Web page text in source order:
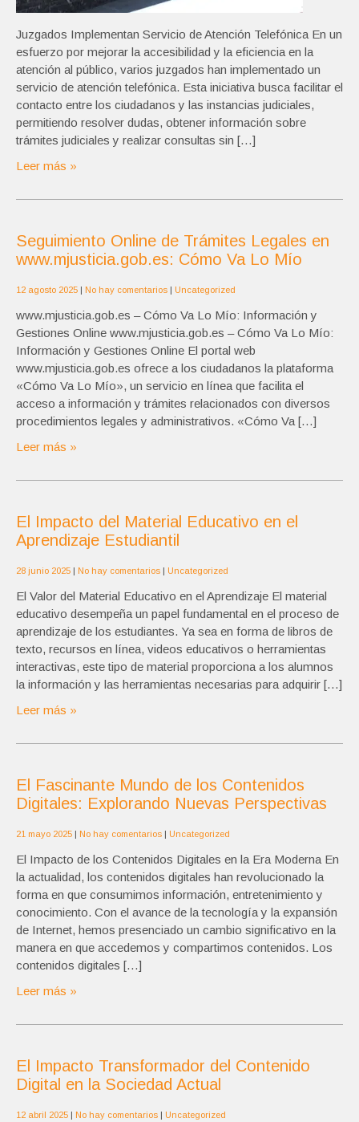
Juzgados Implementan Servicio de Atención Telefónica En un
esfuerzo por mejorar la accesibilidad y la eficiencia en la
atención al público, varios juzgados han implementado un
servicio de atención telefónica. Esta iniciativa busca facilitar el
contacto entre los ciudadanos y las instancias judiciales,
permitiendo resolver dudas, obtener información sobre
trámites judiciales y realizar consultas sin […]
Leer más »
Seguimiento Online de Trámites Legales en
www.mjusticia.gob.es: Cómo Va Lo Mío
12 agosto 2025 No hay comentarios Uncategorized
www.mjusticia.gob.es – Cómo Va Lo Mío: Información y
Gestiones Online www.mjusticia.gob.es – Cómo Va Lo Mío:
Información y Gestiones Online El portal web
www.mjusticia.gob.es ofrece a los ciudadanos la plataforma
«Cómo Va Lo Mío», un servicio en línea que facilita el
acceso a información y trámites relacionados con diversos
procedimientos legales y administrativos. «Cómo Va […]
Leer más »
El Impacto del Material Educativo en el
Aprendizaje Estudiantil
28 junio 2025 No hay comentarios Uncategorized
El Valor del Material Educativo en el Aprendizaje El material
educativo desempeña un papel fundamental en el proceso de
aprendizaje de los estudiantes. Ya sea en forma de libros de
texto, recursos en línea, videos educativos o herramientas
interactivas, este tipo de material proporciona a los alumnos
la información y las herramientas necesarias para adquirir […]
Leer más »
El Fascinante Mundo de los Contenidos
Digitales: Explorando Nuevas Perspectivas
21 mayo 2025 No hay comentarios Uncategorized
El Impacto de los Contenidos Digitales en la Era Moderna En
la actualidad, los contenidos digitales han revolucionado la
forma en que consumimos información, entretenimiento y
conocimiento. Con el avance de la tecnología y la expansión
de Internet, hemos presenciado un cambio significativo en la
manera en que accedemos y compartimos contenidos. Los
contenidos digitales […]
Leer más »
El Impacto Transformador del Contenido
Digital en la Sociedad Actual
12 abril 2025 No hay comentarios Uncategorized